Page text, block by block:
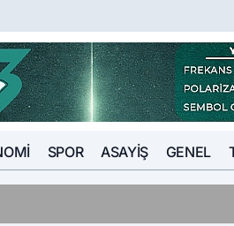
SPOR ASAYIŞ GENEL